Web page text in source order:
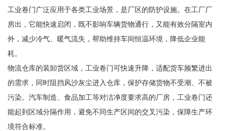
工业卷门广泛应用于各类工业场景，是厂区的防护设施。在工厂厂
房出，它能快速启闭，既不影响车辆货物通行，又能有效分隔室内
外，减少冷气、暖气流失，帮助维持车间恒温环境，降低企业能
耗。
物流仓库的装卸货区域，工业卷门可快速升降，适配货车频繁进出
的需求，同时阻挡风沙灰尘进入仓库，保护存储货物不受潮、不被
污染。汽车制造、食品加工等对洁净度要求高的厂房，工业卷门还
能起到区域分隔作用，避免不同生产区间的交叉污染，保障生产环
境符合标准。